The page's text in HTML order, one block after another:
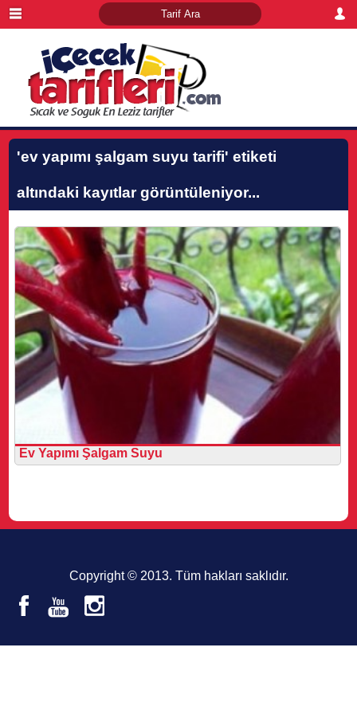
'ev yapımı şalgam suyu tarifi' etiketi
altındaki kayıtlar görüntüleniyor...
Ev Yapımı Şalgam Suyu
Copyright © 2013. Tüm hakları saklıdır.